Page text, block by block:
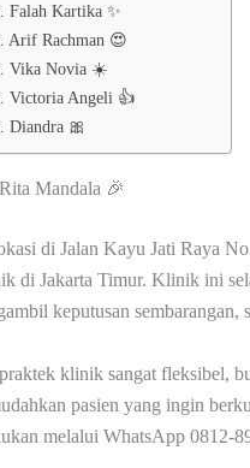
Falah Kartika ✨
Arif Rachman 😍
Vika Novia ☀️
Victoria Angeli 👍
Diandra 🎀
Mandala 🎉
di Jalan Kayu Jati Raya
di Jakarta Timur. Klinik ini
keputusan sembarangan,
klinik sangat fleksibel,
pasien yang ingin
melalui WhatsApp 0812-